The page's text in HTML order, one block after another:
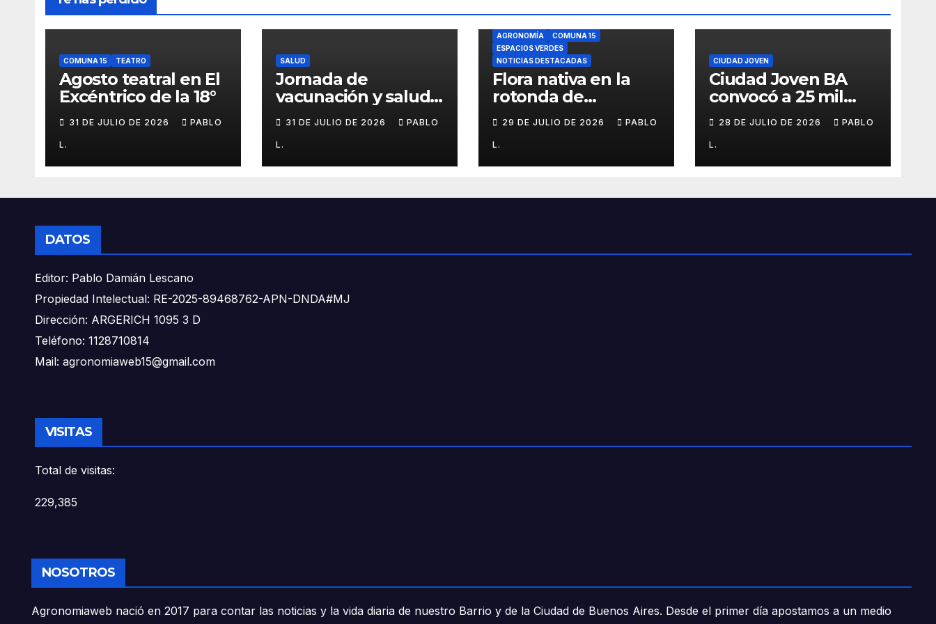
COMUNA 15 TEATRO
Agosto teatral en El
Excéntrico de la 18°
31 DE JULIO DE 2026 PABLO
L.
SALUD
Jornada de
vacunación y salud
31 DE JULIO DE 2026 PABLO
L.
AGRONOMÍA
COMUNA 15
ESPACIOS VERDES
NOTICIAS DESTACADAS
Flora nativa en la
rotonda de
29 DE JULIO DE 2026 PABLO
L.
CIUDAD JOVEN
Ciudad Joven BA
convocó a 25 mil
28 DE JULIO DE 2026 PABLO
L.
DATOS
Editor: Pablo Damián Lescano
Propiedad Intelectual: RE-2025-89468762-APN-DNDA#MJ
Dirección: ARGERICH 1095 3 D
Teléfono: 1128710814
Mail: agronomiaweb15@gmail.com
VISITAS
Total de visitas:
229,385
NOSOTROS
Agronomiaweb nació en 2017 para contar las noticias y la vida diaria de nuestro Barrio y de la Ciudad de Buenos Aires. Desde el primer día apostamos a un medio